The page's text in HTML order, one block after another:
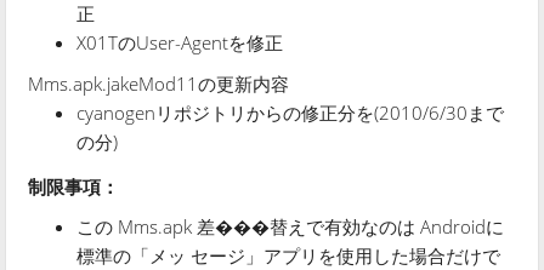
正
X01TのUser-Agentを修正
Mms.apk.jakeMod11の更新内容
cyanogenリポジトリからの修正分を(2010/6/30まで
の分)
制限事項：
この Mms.apk 差���替えで有効なのは Androidに
標準の「メッ セージ」アプリを使用した場合だけで